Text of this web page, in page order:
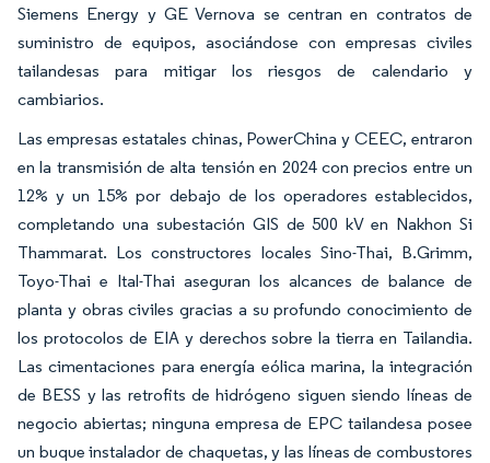
Siemens Energy y GE Vernova se centran en contratos de
suministro de equipos, asociándose con empresas civiles
tailandesas para mitigar los riesgos de calendario y
cambiarios.
Las empresas estatales chinas, PowerChina y CEEC, entraron
en la transmisión de alta tensión en 2024 con precios entre un
12% y un 15% por debajo de los operadores establecidos,
completando una subestación GIS de 500 kV en Nakhon Si
Thammarat. Los constructores locales Sino-Thai, B.Grimm,
Toyo-Thai e Ital-Thai aseguran los alcances de balance de
planta y obras civiles gracias a su profundo conocimiento de
los protocolos de EIA y derechos sobre la tierra en Tailandia.
Las cimentaciones para energía eólica marina, la integración
de BESS y las retrofits de hidrógeno siguen siendo líneas de
negocio abiertas; ninguna empresa de EPC tailandesa posee
un buque instalador de chaquetas, y las líneas de combustores